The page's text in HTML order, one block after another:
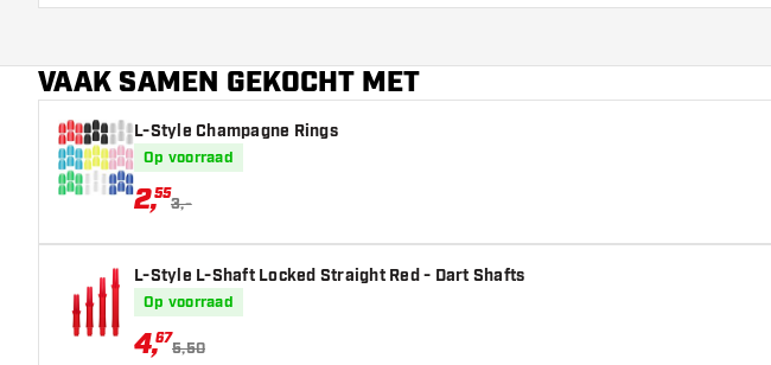
Extra kleuren
Hoofdkleur
VAAK SAMEN GEKOCHT MET
L-Style Champagne Rings
Op voorraad
2,55
3,-
L-Style L-Shaft Locked Straight Red - Dart Shafts
Op voorraad
4,67
5,50